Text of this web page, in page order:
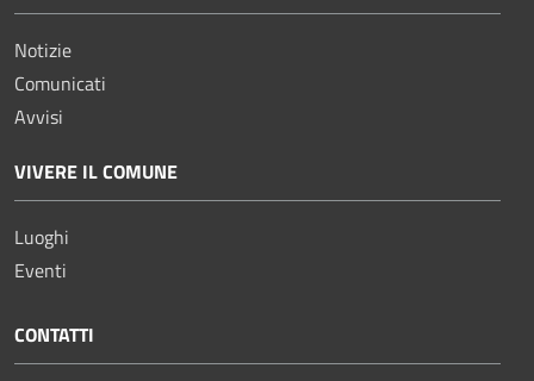
Notizie
Comunicati
Avvisi
VIVERE IL COMUNE
Luoghi
Eventi
CONTATTI